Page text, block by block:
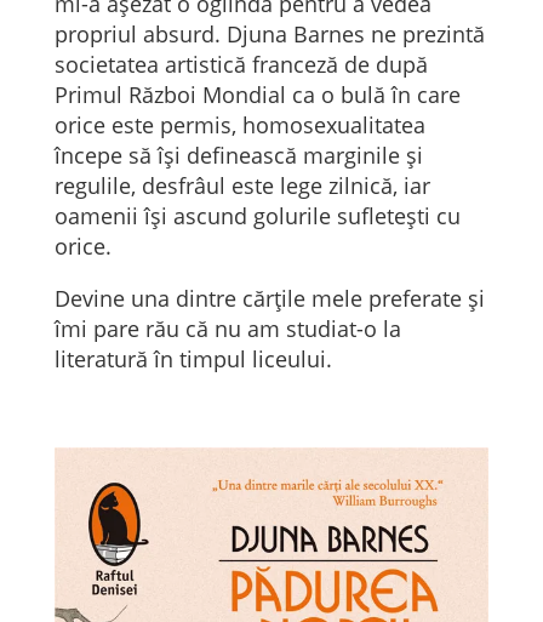
propriul absurd. Djuna Barnes ne prezintă
societatea artistică franceză de după
Primul Război Mondial ca o bulă în care
orice este permis, homosexualitatea
începe să își definească marginile și
regulile, desfrâul este lege zilnică, iar
oamenii își ascund golurile sufletești cu
orice.
Devine una dintre cărțile mele preferate și
îmi pare rău că nu am studiat-o la
literatură în timpul liceului.